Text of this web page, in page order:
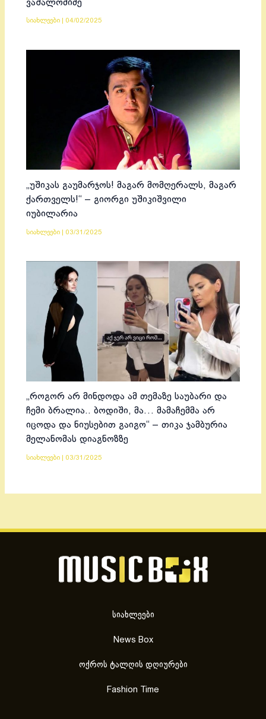
ვაშალომიძე
სიახლეები 04/02/2025
„უშიკას გაუმარჯოს! მაგარ მომღერალს, მაგარ
ქართველს!“ – გიორგი უშიკიშვილი
იუბილარია
სიახლეები 03/31/2025
„როგორ არ მინდოდა ამ თემაზე საუბარი და
ჩემი ბრალია.. ბოდიში, მა… მამაჩემმა არ
იცოდა და ნიუსებით გაიგო“ – თიკა ჯამბურია
მელანომას დიაგნოზზე
სიახლეები 03/31/2025
სიახლეები
News Box
ოქროს ტალღის დღიურები
Fashion Time